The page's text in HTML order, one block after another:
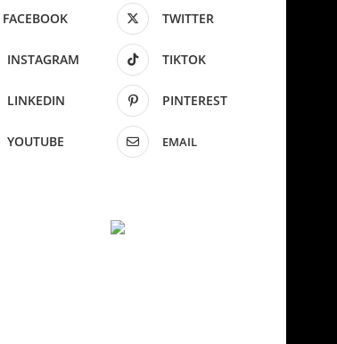
FACEBOOK TWITTER
INSTAGRAM TIKTOK
LINKEDIN PINTEREST
YOUTUBE EMAIL